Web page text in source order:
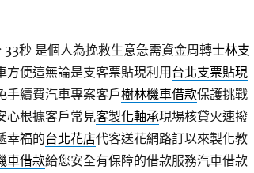
33秒是個人為挽救生意急需資金周轉士林支
便這無論是支客票貼現利用 台北支票貼現
手續費汽車專案客戶樹林機車借款保護挑戰
心根據客戶常見客製化軸承現場核貸火速撥
幸福的台北花店代客送花網路訂以來製化教
車借款給您安全有保障的借款服務汽車借款